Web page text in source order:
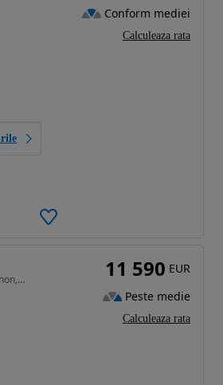
Conform mediei
Calculeaza rata
2143 cm3 • 170 CP • Cdi AMG Line, Automat 7+1, 170 Cp, Euro 6 Fara ADBlue, Xenon, Led, Nav 11 590 EUR
Peste medie
Calculeaza rata